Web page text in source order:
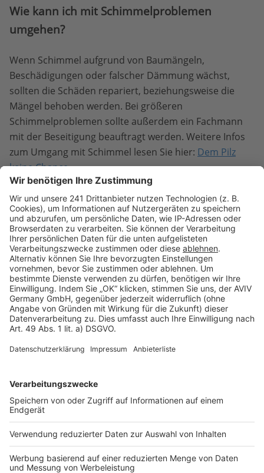
Wie kann ich mit Schimmelproblemen
umgehen?
Wenn Schimmel aufgrund von Baumängeln,
Beschädigungen oder falscher Dämmung wächst,
sollten die Schäden repariert, beziehungsweise die
Mängel behoben werden. Bei größeren
Schimmelproblemen sollte außerdem ein Fachmann
mit der Beseitigung beauftragt werden. Weitere Infos
zum Umgang mit Schimmel lesen Sie hier: Dem Pilz
keine Chance
Muss ich die Dämmplatten kleben oder
schrauben?
Wie eine Dämmplatte montiert werden muss, hängt
auch von der Dämmplatte selbst ab. Die meisten
Dämmplatten sind allerdings nicht dafür vorgesehen,
verschraubt zu werden. Dabei wird die Platte ja
durchlöchert und eine Wärmebrücke entsteht.
Deswegen sollte eine Dämmplatte immer geklebt
anderes.
Ich möchte eine Wand zwischen zwei Räumen
dämmen, wie muss ich vorgehen?
Eine innenliegende Wand zu dämmen ist in den
meisten Fällen weder sinnvoll noch notwendig. Wenn
allerdings einer der beiden Räume unbeheizt ist, der